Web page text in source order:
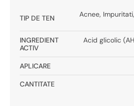
TIP DE TEN Acnee, Impuritati,
INGREDIENT
ACTIV
Acid glicolic
APLICARE
CANTITATE